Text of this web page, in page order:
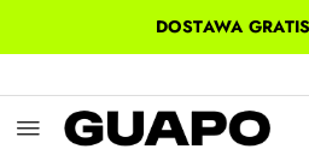
Przejdź do treści głównej
Przejdź do wyszukiwarki
Przejdź do moje konto
Przejdź do menu głównego
Przejdź do stopkiDOSTAWA GRATIS